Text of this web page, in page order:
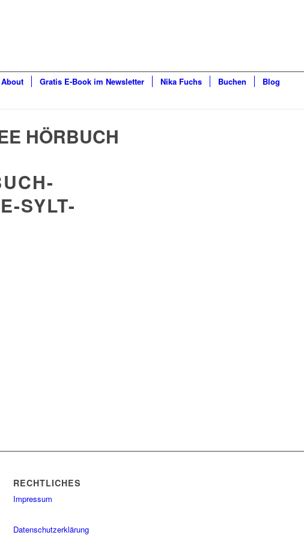
About Gratis E-Book im Newsletter Nika Fuchs Buchen Blog
HÖRBUCH
SYLT-
RECHTLICHES
Impressum
Datenschutzerklärung